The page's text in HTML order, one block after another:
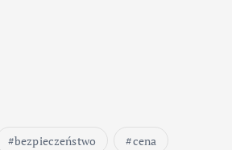
bezpieczeństwo
cena